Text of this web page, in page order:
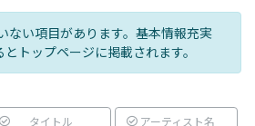
ない項目があります。基本情報充実
トップページに掲載されます。
タイトル アーティスト名